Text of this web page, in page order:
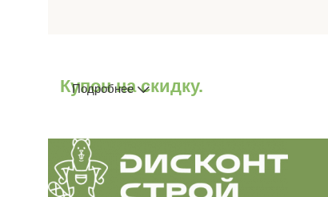
Купон на скидку.
Подробнее